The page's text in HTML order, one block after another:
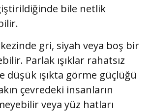
bile netlik
gri, siyah veya boş bir
Parlak ışıklar rahatsız
düşük ışıkta görme güçlüğü
çevredeki insanların
veya yüz hatları